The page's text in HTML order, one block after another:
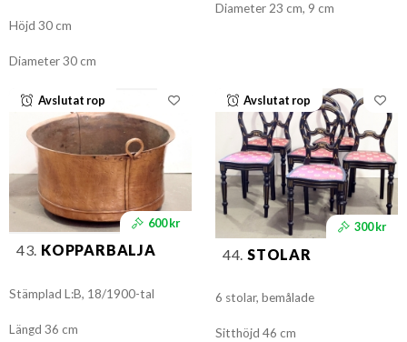
Höjd 30 cm
Diameter 30 cm
Diameter 23 cm, 9 cm
Avslutat rop
600 kr
43. KOPPARBALJA
Stämplad L:B, 18/1900-tal
Längd 36 cm
Avslutat rop
300 kr
44. STOLAR
6 stolar, bemålade
Sitthöjd 46 cm